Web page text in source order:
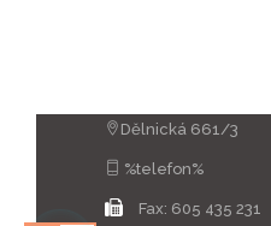
Dělnická 661/3
%telefon%
Fax: 605 435 231